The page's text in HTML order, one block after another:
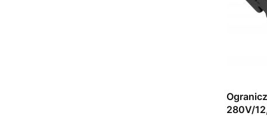
280V/